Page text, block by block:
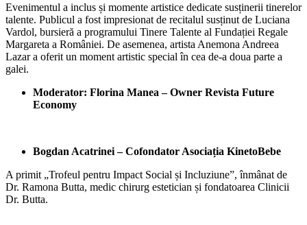
Evenimentul a inclus și momente artistice dedicate susținerii tinerelor
talente. Publicul a fost impresionat de recitalul susținut de Luciana
Vardol, bursieră a programului Tinere Talente al Fundației Regale
Margareta a României. De asemenea, artista Anemona Andreea
Lazar a oferit un moment artistic special în cea de-a doua parte a
galei.
Moderator: Florina Manea – Owner Revista Future
Economy
Bogdan Acatrinei – Cofondator Asociația KinetoBebe
A primit „Trofeul pentru Impact Social și Incluziune”, înmânat de
Dr. Ramona Butta, medic chirurg estetician și fondatoarea Clinicii
Dr. Butta.